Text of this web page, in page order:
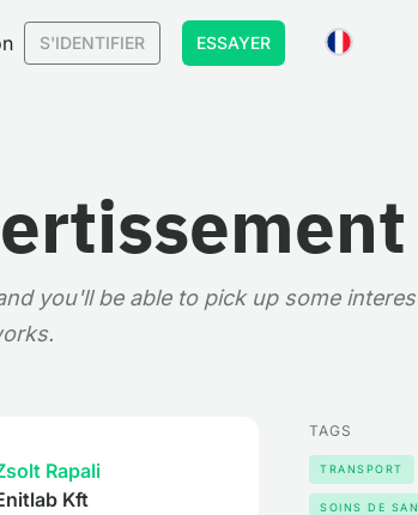
S'IDENTIFIER ESSAYER
you'll be able to pick up some
Rapali
Kft
TAGS
TRANSPORT
SOINS DE